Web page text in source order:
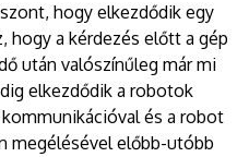
hogy elkezdődik egy
hogy a kérdezés előtt a gép
után valószínűleg már mi
elkezdődik a robotok
és a robot
megélésével előbb-utóbb